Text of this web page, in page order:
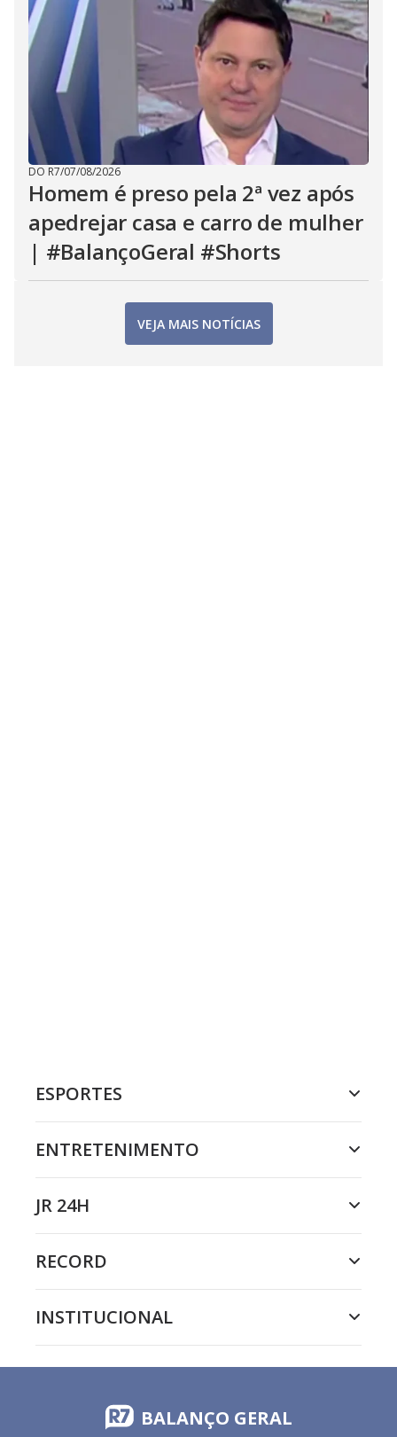
DO R7/07/08/2026
Homem é preso pela 2ª vez após
apedrejar casa e carro de mulher
| #BalançoGeral #Shorts
VEJA MAIS NOTÍCIAS
ESPORTES
ENTRETENIMENTO
JR 24H
RECORD
INSTITUCIONAL
BALANÇO GERAL